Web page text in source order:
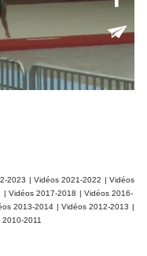
2023 | Vidéos 2021-2022 | Vidéos
| Vidéos 2017-2018 | Vidéos 2016-
2013-2014 | Vidéos 2012-2013 |
2010-2011